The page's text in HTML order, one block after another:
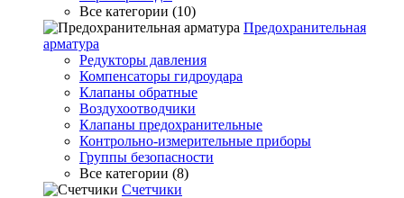
Все категории (10)
Предохранительная
арматура
Редукторы давления
Компенсаторы гидроудара
Клапаны обратные
Воздухоотводчики
Клапаны предохранительные
Контрольно-измерительные приборы
Группы безопасности
Все категории (8)
Счетчики